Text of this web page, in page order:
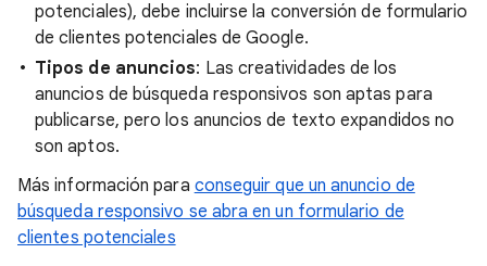
potenciales), debe incluirse la conversión de formulario
de clientes potenciales de Google.
Tipos de anuncios: Las creatividades de los
anuncios de búsqueda responsivos son aptas para
publicarse, pero los anuncios de texto expandidos no
son aptos.
Más información para conseguir que un anuncio de
búsqueda responsivo se abra en un formulario de
clientes potenciales